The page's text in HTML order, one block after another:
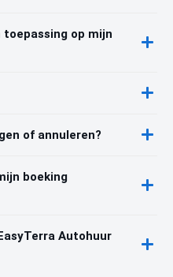
toepassing op mijn
of annuleren?
boeking
Autohuur